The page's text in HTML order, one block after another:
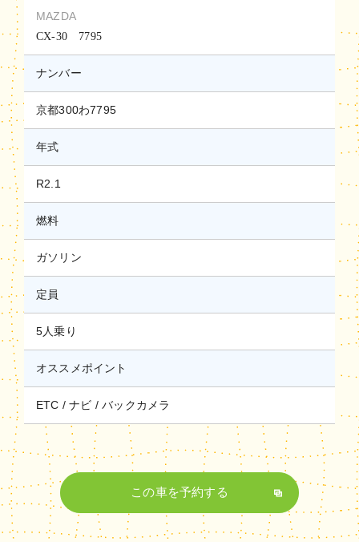
MAZDA
CX-30 7795
ナンバー
京都300わ7795
年式
R2.1
燃料
ガソリン
定員
5人乗り
オススメポイント
ETC ナビ バックカメラ
この車を予約する